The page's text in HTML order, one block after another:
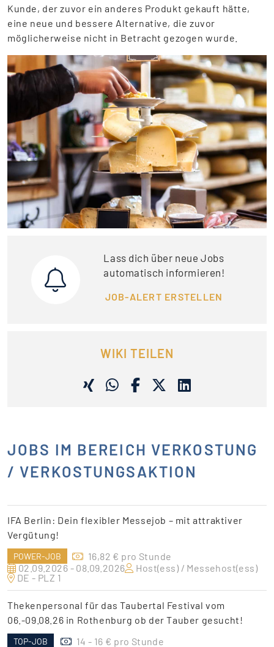
Kunde, der zuvor ein anderes Produkt gekauft hätte,
eine neue und bessere Alternative, die zuvor
möglicherweise nicht in Betracht gezogen wurde.
Lass dich über neue Jobs
automatisch informieren!
JOB-ALERT ERSTELLEN
WIKI TEILEN
JOBS IM BEREICH VERKOSTUNG
/ VERKOSTUNGSAKTION
IFA Berlin: Dein flexibler Messejob – mit attraktiver
Vergütung!
POWER-JOB
16,82 € pro Stunde
02.09.2026 - 08.09.2026
Host(ess) / Messehost(ess)
DE - PLZ 1
Thekenpersonal für das Taubertal Festival vom
06.-09.08.26 in Rothenburg ob der Tauber gesucht!
TOP-JOB
14 - 16 € pro Stunde